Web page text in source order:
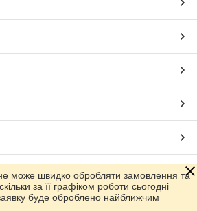
Prom.ua
може швидко обробляти замовлення та
за її графіком роботи сьогодні
буде оброблено найближчим